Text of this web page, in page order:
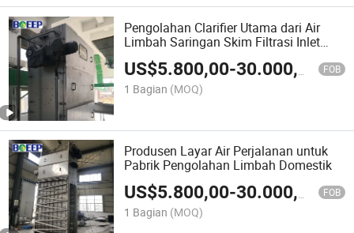
Pengolahan Clarifier Utama dari Air
Limbah Saringan Skim Filtrasi Inlet
Mekanis
US$5.800,00-30.000,00 FOB
1 Bagian (MOQ)
Produsen Layar Air Perjalanan untuk
Pabrik Pengolahan Limbah Domestik
US$5.800,00-30.000,00 FOB
1 Bagian (MOQ)